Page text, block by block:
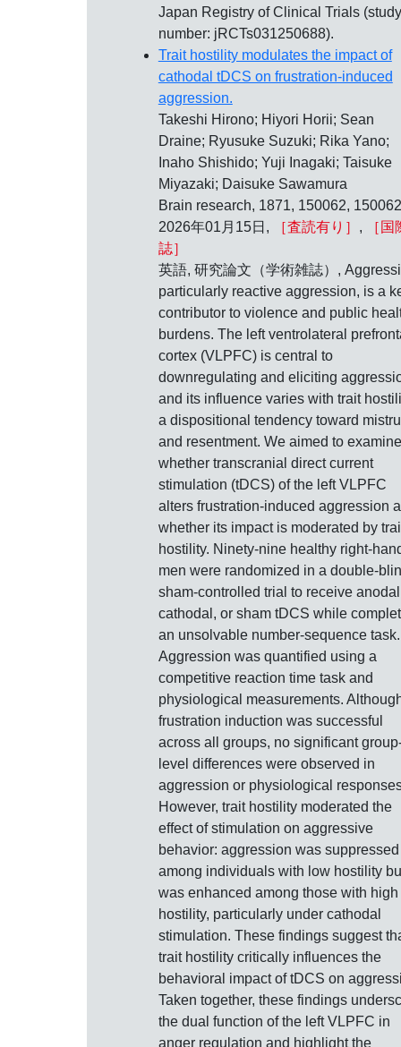
Japan Registry of Clinical Trials (study
number: jRCTs031250688).
Trait hostility modulates the impact of
cathodal tDCS on frustration-induced
aggression.
Takeshi Hirono; Hiyori Horii; Sean
Draine; Ryusuke Suzuki; Rika Yano;
Inaho Shishido; Yuji Inagaki; Taisuke
Miyazaki; Daisuke Sawamura
Brain research, 1871, 150062,
2026年01月15日,
［査読有り］ ,
［国
誌］
英語, 研究論文（学術雑誌）,
particularly reactive aggression, is a
contributor to violence and public
burdens. The left ventrolateral
cortex (VLPFC) is central to
downregulating and eliciting
and its influence varies with trait
a dispositional tendency toward
and resentment. We aimed to examine
whether transcranial direct current
stimulation (tDCS) of the left VLPFC
alters frustration-induced aggression
whether its impact is moderated by
hostility. Ninety-nine healthy right-
men were randomized in a double-
sham-controlled trial to receive
cathodal, or sham tDCS while
an unsolvable number-sequence task.
Aggression was quantified using a
competitive reaction time task and
physiological measurements.
frustration induction was successful
across all groups, no significant
level differences were observed in
aggression or physiological
However, trait hostility moderated the
effect of stimulation on aggressive
behavior: aggression was suppressed
among individuals with low hostility
was enhanced among those with high
hostility, particularly under cathodal
stimulation. These findings suggest
trait hostility critically influences the
behavioral impact of tDCS on
Taken together, these findings
the dual function of the left VLPFC in
anger regulation and highlight the